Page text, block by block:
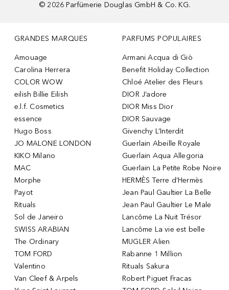
© 2026 Parfümerie Douglas GmbH & Co. KG.
GRANDES MARQUES
Amouage
Carolina Herrera
COLOR WOW
eilish Billie Eilish
e.l.f. Cosmetics
essence
Hugo Boss
JO MALONE LONDON
KIKO Milano
MAC
Morphe
Payot
Rituals
Sol de Janeiro
SWISS ARABIAN
The Ordinary
TOM FORD
Valentino
Van Cleef & Arpels
PARFUMS POPULAIRES
Armani Acqua di Giò
Benefit Holiday Collection
Chloé Atelier des Fleurs
DIOR J’adore
DIOR Miss Dior
DIOR Sauvage
Givenchy L’Interdit
Guerlain Abeille Royale
Guerlain Aqua Allegoria
Guerlain La Petite Robe Noire
HERMÈS Terre d’Hermès
Jean Paul Gaultier La Belle
Jean Paul Gaultier Le Male
Lancôme La Nuit Trésor
Lancôme La vie est belle
MUGLER Alien
Rabanne 1 Million
Rituals Sakura
Robert Piguet Fracas